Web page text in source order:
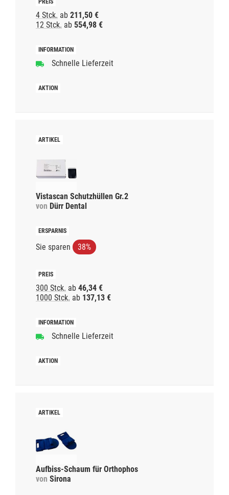
4 Stck. ab 211,50 €
12 Stck. ab 554,98 €
Schnelle Lieferzeit
Vistascan Schutzhüllen Gr.2
von Dürr Dental
Sie sparen 38%
300 Stck. ab 46,34 €
1000 Stck. ab 137,13 €
Schnelle Lieferzeit
Aufbiss-Schaum für Orthophos
von Sirona